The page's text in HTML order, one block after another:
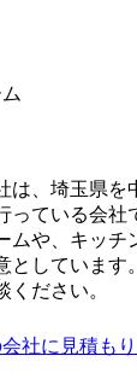
は、埼玉県を
っている会社
ムや、キッチ
としています
ください。
会社に見積も